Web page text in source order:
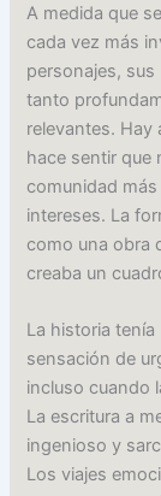
A medida que
cada vez más
personajes,
tanto
relevantes. Hay
hace sentir que
comunidad
intereses. La
como una obra
creaba un
La historia
sensación de
incluso cuando
La escritura a
ingenioso y
Los viajes